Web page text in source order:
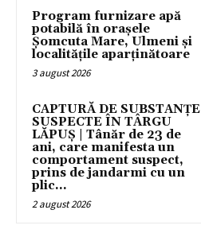
Program furnizare apă
potabilă în orașele
Șomcuta Mare, Ulmeni și
localitățile aparținătoare
3 august 2026
CAPTURĂ DE SUBSTANȚE
SUSPECTE ÎN TÂRGU
LĂPUȘ | Tânăr de 23 de
ani, care manifesta un
comportament suspect,
prins de jandarmi cu un
plic...
2 august 2026